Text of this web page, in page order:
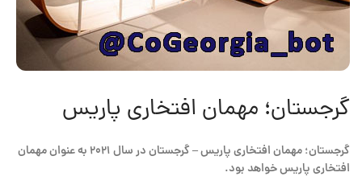
گرجستان؛ مهمان افتخاری پاریس
گرجستان؛ مهمان افتخاری پاریس – گرجستان در سال ۲۰۲۱ به عنوان مهمان
افتخاری پاریس خواهد بود.